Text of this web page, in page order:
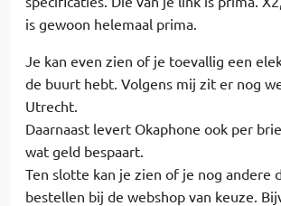
is gewoon helemaal prima.
Je kan even zien of je toevallig een
de buurt hebt. Volgens mij zit er nog
Utrecht.
Daarnaast levert Okaphone ook per
wat geld bespaart.
Ten slotte kan je zien of je nog andere
bestellen bij de webshop van keuze.